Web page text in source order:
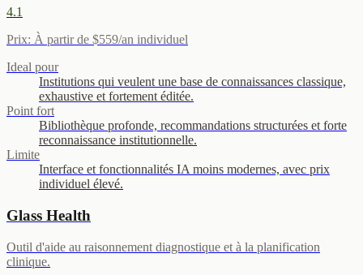
4.1
Prix: À partir de $559/an individuel
Ideal pour
Institutions qui veulent une base de connaissances classique,
exhaustive et fortement éditée.
Point fort
Bibliothèque profonde, recommandations structurées et forte
reconnaissance institutionnelle.
Limite
Interface et fonctionnalités IA moins modernes, avec prix
individuel élevé.
Glass Health
Outil d'aide au raisonnement diagnostique et à la planification
clinique.